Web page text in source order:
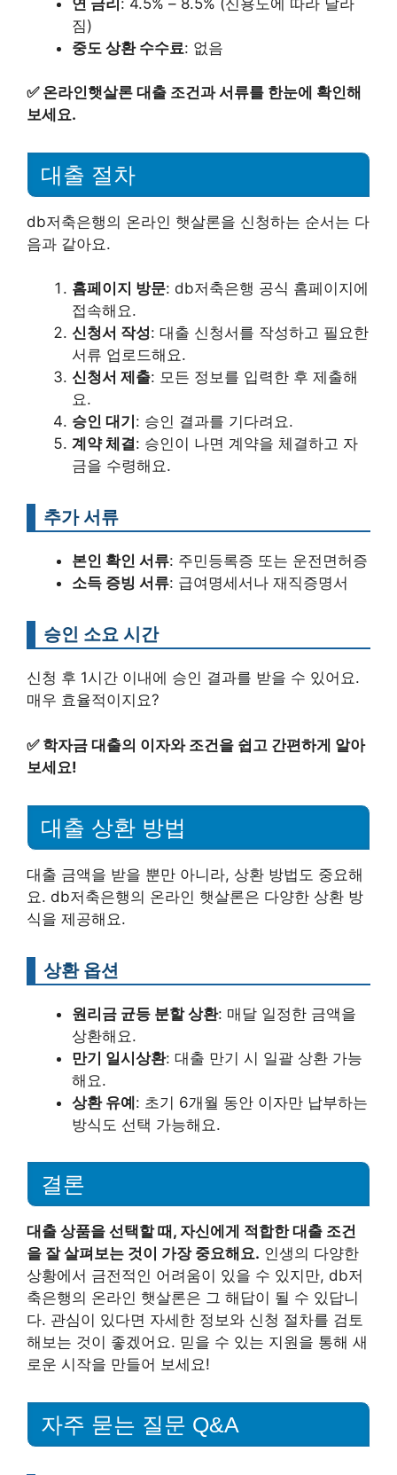
짐)
중도 상환 수수료: 없음
✅ 온라인햇살론 대출 조건과 서류를 한눈에 확인해
보세요.
대출 절차
db저축은행의 온라인 햇살론을 신청하는 순서는 다
음과 같아요.
홈페이지 방문: db저축은행 공식 홈페이지에
접속해요.
신청서 작성: 대출 신청서를 작성하고 필요한
서류 업로드해요.
신청서 제출: 모든 정보를 입력한 후 제출해
요.
승인 대기 : 승인 결과를 기다려요.
계약 체결: 승인이 나면 계약을 체결하고 자
금을 수령해요.
추가 서류
본인 확인 서류: 주민등록증 또는 운전면허증
소득 증빙 서류: 급여명세서나 재직증명서
승인 소요 시간
신청 후 1시간 이내에 승인 결과를 받을 수 있어요.
매우 효율적이지요?
✅ 학자금 대출의 이자와 조건을 쉽고 간편하게 알아
보세요!
대출 상환 방법
대출 금액을 받을 뿐만 아니라, 상환 방법도 중요해
요. db저축은행의 온라인 햇살론은 다양한 상환 방
식을 제공해요.
상환 옵션
원리금 균등 분할 상환: 매달 일정한 금액을
상환해요.
만기 일시상환: 대출 만기 시 일괄 상환 가능
해요.
상환 유예: 초기 6개월 동안 이자만 납부하는
방식도 선택 가능해요.
결론
대출 상품을 선택할 때, 자신에게 적합한 대출 조건
을 잘 살펴보는 것이 가장 중요해요. 인생의 다양한
상황에서 금전적인 어려움이 있을 수 있지만, db저
축은행의 온라인 햇살론은 그 해답이 될 수 있답니
다. 관심이 있다면 자세한 정보와 신청 절차를 검토
해보는 것이 좋겠어요. 믿을 수 있는 지원을 통해 새
로운 시작을 만들어 보세요!
자주 묻는 질문 Q&A